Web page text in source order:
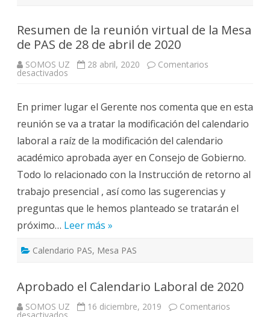
Resumen de la reunión virtual de la Mesa
de PAS de 28 de abril de 2020
SOMOS UZ 28 abril, 2020 Comentarios
desactivados
reunión
virtual
de
la
Mesa
de
PAS
de
28
de
abril
de
2020
En primer lugar el Gerente nos comenta que en esta
reunión se va a tratar la modificación del calendario
laboral a raíz de la modificación del calendario
académico aprobada ayer en Consejo de Gobierno.
Todo lo relacionado con la Instrucción de retorno al
trabajo presencial , así como las sugerencias y
preguntas que le hemos planteado se tratarán el
próximo… Leer más »
Calendario PAS, Mesa PAS
Aprobado el Calendario Laboral de 2020
SOMOS UZ 16 diciembre, 2019 Comentarios
desactivados